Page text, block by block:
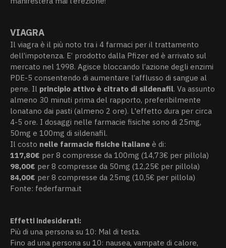
VIAGRA
Il viagra è il più noto tra i 4 farmaci per il trattamento
dell’impotenza. E’ prodotto dalla Pfizer ed è arrivato sul
mercato nel 1998. Agisce bloccando l’azione degli enzimi
PDE-5 consentendo di aumentare l’afflusso di sangue al
pene. Il principio attivo è citrato di sildenafil. Va assunto
almeno 30 minuti prima del rapporto, preferibilmente
lonatano dai pasti (almeno 2 ore). L'effetto dura per circa
4-5 ore. I dosaggi nelle farmacie fisiche sono di 25mg,
50mg e 100mg di sildenafil.
Il costo nelle farmacie fisiche italiane è di:
117,80€ per 8 compresse da 100mg (14,73€ per pillola)
98,00€ per 8 compresse da 50mg (12,25€ per pillola)
84,00€ per 8 compresse da 25mg (10,5€ per pillola)
Fonte: federfarma.it
Effetti indesiderati:
Più di una persona su 10: Mal di testa.
Fino ad una persona su 10: nausea, vampate di calore,